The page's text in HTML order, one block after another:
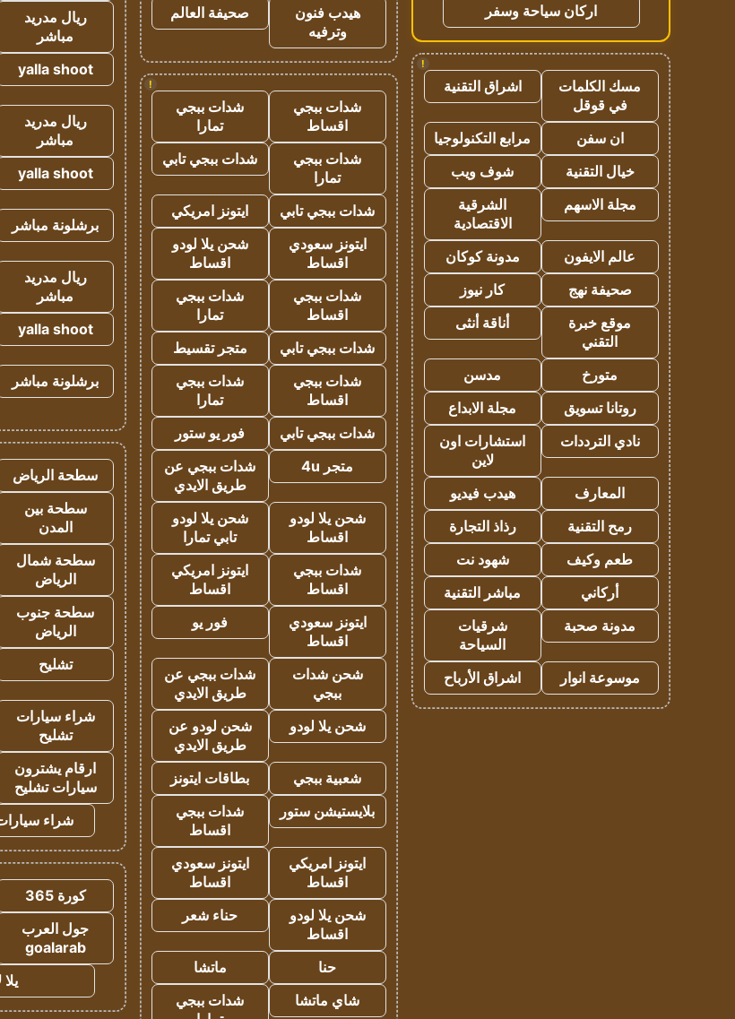
اركان سياحة وسفر
!
مسك الكلمات
في قوقل
اشراق التقنية
ان سفن
مرابع التكنولوجيا
خيال التقنية
شوف ويب
مجلة الاسهم
الشرقية
الاقتصادية
عالم الايفون
مدونة كوكان
صحيفة نهج
كار نيوز
موقع خبرة
التقني
أناقة أنثى
متورخ
مدسن
روتانا تسويق
مجلة الابداع
نادي الترددات
استشارات اون
لاين
المعارف
هيدب فيديو
رمح التقنية
رذاذ التجارة
طعم وكيف
شهود نت
أركاني
مباشر التقنية
مدونة صحبة
شرقيات
السياحة
موسوعة انوار
اشراق الأرباح
هيدب فنون
وترفيه
صحيفة العالم
!
شدات ببجي
اقساط
شدات ببجي
تمارا
شدات ببجي
تمارا
شدات ببجي تابي
شدات ببجي تابي
ايتونز امريكي
ايتونز سعودي
اقساط
شحن يلا لودو
اقساط
شدات ببجي
اقساط
شدات ببجي
تمارا
شدات ببجي تابي
متجر تقسيط
شدات ببجي
اقساط
شدات ببجي
تمارا
شدات ببجي تابي
فور يو ستور
متجر 4u
شدات ببجي عن
طريق الايدي
شحن يلا لودو
اقساط
شحن يلا لودو
تابي تمارا
شدات ببجي
اقساط
ايتونز امريكي
اقساط
ايتونز سعودي
اقساط
فور يو
شحن شدات
ببجي
شدات ببجي عن
طريق الايدي
شحن يلا لودو
شحن لودو عن
طريق الايدي
شعبية ببجي
بطاقات ايتونز
بلايستيشن ستور
شدات ببجي
اقساط
ايتونز امريكي
اقساط
ايتونز سعودي
اقساط
شحن يلا لودو
اقساط
حناء شعر
حنا
ماتشا
شاي ماتشا
شدات ببجي
ريال مدريد
مباشر
yalla shoot
ريال مدريد
مباشر
yalla shoot
برشلونة مباشر
ريال مدريد
مباشر
yalla shoot
برشلونة مباشر
سطحة الرياض
سطحة بين
المدن
سطحة شمال
الرياض
سطحة جنوب
الرياض
تشليح
شراء سيارات
تشليح
ارقام يشترون
سيارات تشليح
شراء
كورة 365
جول العرب
goalarab